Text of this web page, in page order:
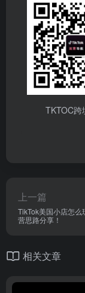
TKTOC跨
上一篇
TikTok美国小店怎么
营思路分享！
相关文章